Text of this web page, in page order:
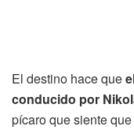
El destino hace que
conducido por
pícaro que siente